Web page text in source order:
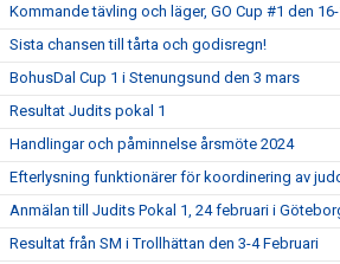
Kommande tävling och läger, GO Cup #1 den
Sista chansen till tårta och godisregn!
BohusDal Cup 1 i Stenungsund den 3 mars
Resultat Judits pokal 1
Handlingar och påminnelse årsmöte 2024
Efterlysning funktionärer för koordinering av
Anmälan till Judits Pokal 1, 24 februari i
Resultat från SM i Trollhättan den 3-4 Februari